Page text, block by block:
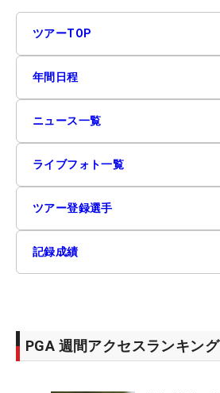
ツアーTOP
年間日程
ニュース一覧
ライブフォト一覧
ツアー登録選手
記録成績
PGA 週間アクセスランキング